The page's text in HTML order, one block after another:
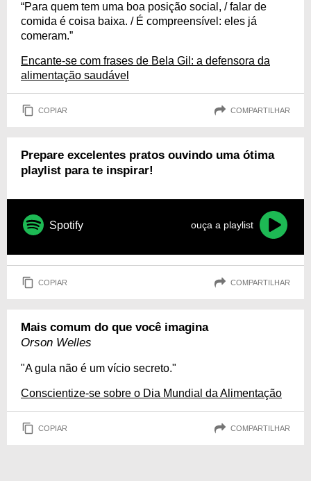
“Para quem tem uma boa posição social, / falar de
comida é coisa baixa. / É compreensível: eles já
comeram.”
Encante-se com frases de Bela Gil: a defensora da
alimentação saudável
COPIAR COMPARTILHAR
Prepare excelentes pratos ouvindo uma ótima
playlist para te inspirar!
Spotify ouça a playlist
COPIAR COMPARTILHAR
Mais comum do que você imagina
Orson Welles
"A gula não é um vício secreto."
Conscientize-se sobre o Dia Mundial da Alimentação
COPIAR COMPARTILHAR